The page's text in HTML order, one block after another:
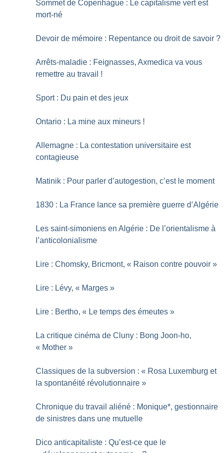
Sommet de Copenhague : Le capitalisme vert est
mort-né
Devoir de mémoire : Repentance ou droit de savoir ?
Arrêts-maladie : Feignasses, Axmedica va vous
remettre au travail !
Sport : Du pain et des jeux
Ontario : La mine aux mineurs !
Allemagne : La contestation universitaire est
contagieuse
Matinik : Pour parler d’autogestion, c’est le moment
1830 : La France lance sa première guerre d’Algérie
Les saint-simoniens en Algérie : De l’orientalisme à
l’anticolonialisme
Lire : Chomsky, Bricmont, « Raison contre pouvoir »
Lire : Lévy, « Marges »
Lire : Bertho, « Le temps des émeutes »
La critique cinéma de Cluny : Bong Joon-ho,
« Mother »
Classiques de la subversion : « Rosa Luxemburg et
la spontanéité révolutionnaire »
Chronique du travail aliéné : Monique*, gestionnaire
de sinistres dans une mutuelle
Dico anticapitaliste : Qu’est-ce que le